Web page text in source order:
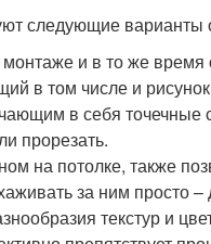
следующие варианты
и в то же
в том числе и
в себя точечные
прорезать.
на потолке, также
за ним просто
текстур и